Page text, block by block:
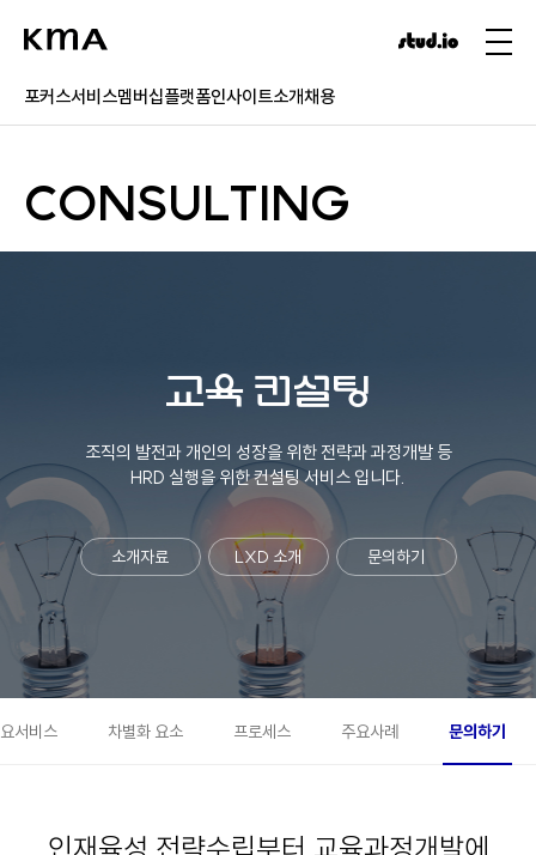
포커스서비스멤버십플랫폼인사이트소개채용
CONSULTING
교육 컨설팅
조직의 발전과 개인의 성장을 위한 전략과 과정개발 등
HRD 실행을 위한 컨설팅 서비스 입니다.
소개자료 LXD 소개 문의하기
서비스 차별화 요소 프로세스 주요사례 문의하기
인재육성 전략수립부터 교육과정개발에